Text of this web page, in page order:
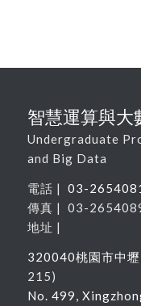
智慧運算與大
Undergraduate
and Big Data
電話 | 03-
傳真 | 03-
地址 |
320040桃園市中
215)
No. 499,